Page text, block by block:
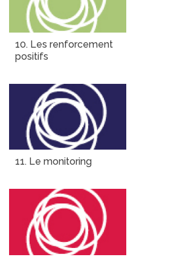
10. Les renforcement
positifs
11. Le monitoring